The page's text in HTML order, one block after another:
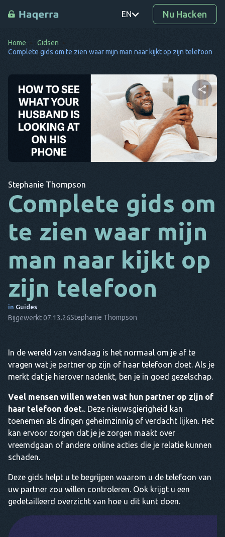
EN
PT
RO
DE
SV
KO
BG
DA
HET
NL
ES
PT
HIJ
Nu Hacken
Home
Gidsen
Complete gids om te zien waar mijn man naar kijkt op zijn telefoon
Deel dit artikel
Facebook Link kopiëren
Stephanie Thompson
Complete gids om
te zien waar mijn
man naar kijkt op
zijn telefoon
in Guides
Bijgewerkt 07.13.26Stephanie Thompson
In de wereld van vandaag is het normaal om je af te
vragen wat je partner op zijn of haar telefoon doet. Als je
merkt dat je hierover nadenkt, ben je in goed gezelschap.
Veel mensen willen weten wat hun partner op zijn of
haar telefoon doet.. Deze nieuwsgierigheid kan
toenemen als dingen geheimzinnig of verdacht lijken. Het
kan ervoor zorgen dat je je zorgen maakt over
vreemdgaan of andere online acties die je relatie kunnen
schaden.
Deze gids helpt u te begrijpen waarom u de telefoon van
uw partner zou willen controleren. Ook krijgt u een
gedetailleerd overzicht van hoe u dit kunt doen.